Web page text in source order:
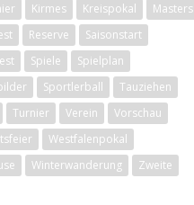
Kirmes Kreispokal
Masters
Reserve
Saisonstart
Spiele
Spielplan
Sportlerball
Tauziehen
Turnier Verein
Vorschau
Westfalenpokal
Winterwanderung Zweite